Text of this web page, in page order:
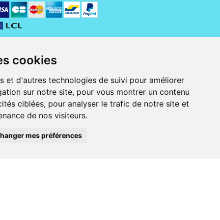
cookies
et d'autres technologies de suivi pour améliorer
sur notre site, pour vous montrer un contenu
ciblées, pour analyser le trafic de notre site et
de nos visiteurs.
mes préférences
Jeanne d' Harcourt, 80300 Albert.
ordonnance.
et iPod touch), ou sur Google Play (pour Androïd 5.0 ou version
Bancontact, PayPal.